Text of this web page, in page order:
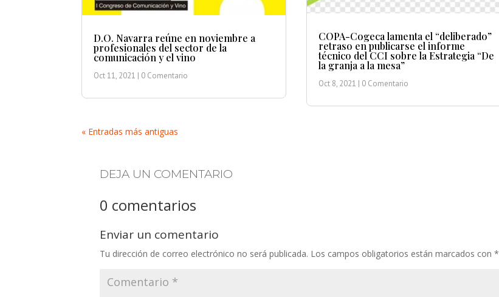
D.O. Navarra reúne en noviembre a
profesionales del sector de la
comunicación y el vino
Oct 11, 2021 | 0 Comentario
COPA-Cogeca lamenta el “deliberado”
retraso en publicarse el informe
técnico del CCI sobre la Estrategia “De
la granja a la mesa”
Oct 8, 2021 | 0 Comentario
« Entradas más antiguas
DEJA UN COMENTARIO
0 comentarios
Enviar un comentario
Tu dirección de correo electrónico no será publicada. Los campos obligatorios están marcados con*